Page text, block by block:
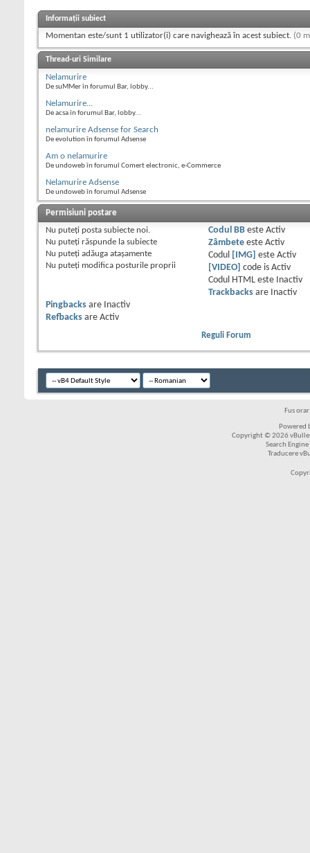
Informații subiect
Momentan este/sunt 1 utilizator(i) care navighează în acest subiect. (0
Thread-uri Similare
Nelamurire
De suMMer în forumul Bar, lobby...
Nelamurire...
De acsa în forumul Bar, lobby...
nelamurire Adsense for Search
De evolution în forumul Adsense
Am o nelamurire
De undoweb în forumul Comert electronic, e-Commerce
Nelamurire Adsense
De undoweb în forumul Adsense
Permisiuni postare
Nu puteţi posta subiecte noi.
Nu puteţi răspunde la subiecte
Nu puteţi adăuga ataşamente
Nu puteţi modifica posturile proprii
Codul BBeste Activ
Zâmbeteeste Activ
Codul
[IMG] este Activ
[VIDEO] code is Activ
Codul HTML este
Inactiv
Trackbacksare
Inactiv
Pingbacks are
Inactiv
Refbacks are Activ
Reguli Forum
Fus
Powered
Copyright © 2026
Search
Traducere